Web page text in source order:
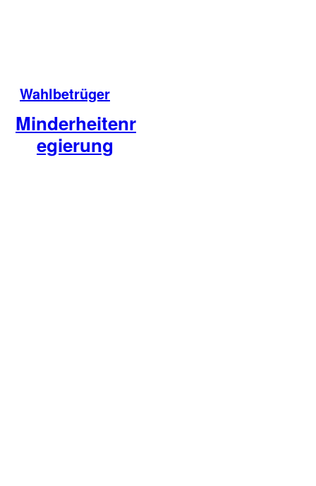
Wahlbetrüger
Minderheitenr
egierung